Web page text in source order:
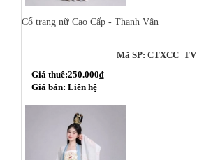
Cổ trang nữ Cao Cấp - Thanh Vân
Mã SP: CTXCC_TV
Giá thuê:250.000₫
Giá bán: Liên hệ